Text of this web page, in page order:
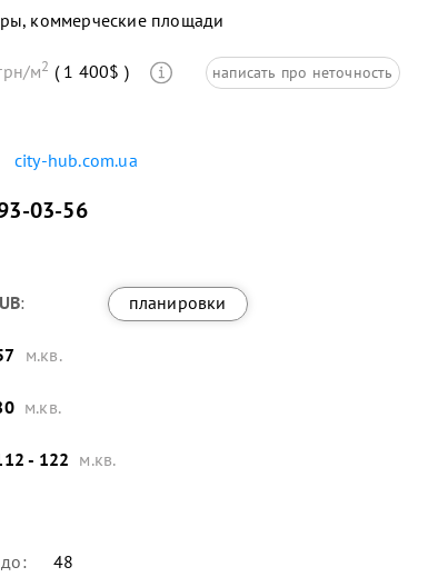
коммерческие площади
м2 ( 1 400$ ) написать про неточность
city-hub.com.ua
03-56
: планировки
м.кв.
м.кв.
- 122 м.кв.
48